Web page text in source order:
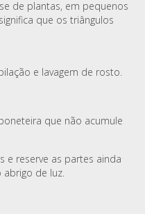
de plantas, em pequenos
que os triângulos
e lavagem de rosto.
que não acumule
e reserve as partes ainda
abrigo de luz.